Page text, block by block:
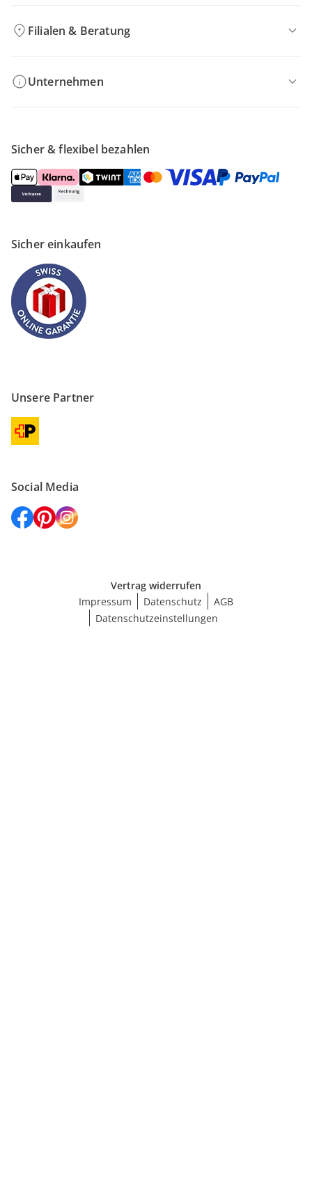
Filialen & Beratung
Unternehmen
Sicher & flexibel bezahlen
Sicher einkaufen
Unsere Partner
Social Media
Vertrag widerrufen
Impressum
Datenschutz
AGB
Datenschutzeinstellungen